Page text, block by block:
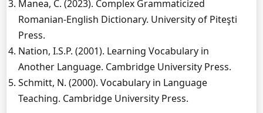
Manea, C. (2023). Complex Grammaticized
Romanian-English Dictionary. University of Piteşti
Press.
Nation, I.S.P. (2001). Learning Vocabulary in
Another Language. Cambridge University Press.
Schmitt, N. (2000). Vocabulary in Language
Teaching. Cambridge University Press.